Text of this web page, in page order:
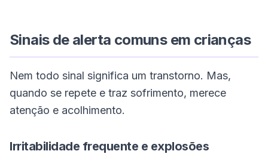
Sinais de alerta comuns em crianças
Nem todo sinal significa um transtorno. Mas,
quando se repete e traz sofrimento, merece
atenção e acolhimento.
Irritabilidade frequente e explosões